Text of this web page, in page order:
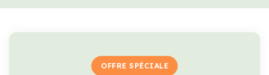
OFFRE SPÉCIALE